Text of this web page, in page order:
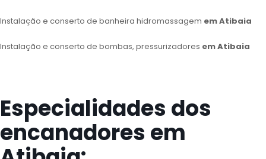
Instalação e conserto de banheira hidromassagem em Atibaia
Instalação e conserto de bombas, pressurizadores em Atibaia
Especialidades dos
encanadores em